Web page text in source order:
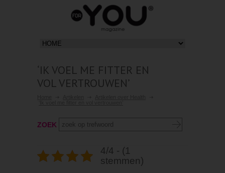
‘IK VOEL ME FITTER EN
VOL VERTROUWEN’
ZOEK
4/4 - (1
stemmen)